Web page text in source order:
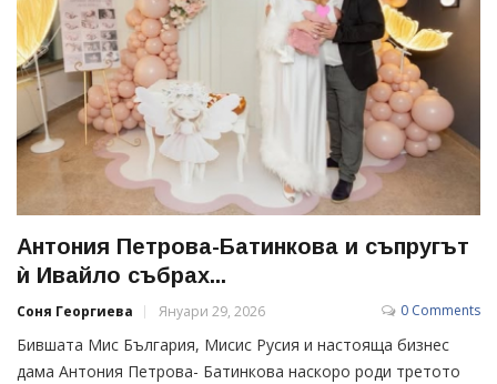
Антония Петрова-Батинкова и съпругът
ѝ Ивайло събрах...
Соня Георгиева Януари 29, 2026 0 Comments
Бившата Мис България, Мисис Русия и настояща бизнес
дама Антония Петрова- Батинкова наскоро роди третото